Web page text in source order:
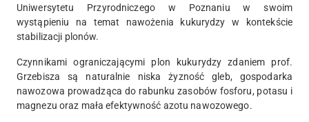
Uniwersytetu Przyrodniczego w Poznaniu w swoim
wystąpieniu na temat nawożenia kukurydzy w kontekście
stabilizacji plonów.
Czynnikami ograniczającymi plon kukurydzy zdaniem prof.
Grzebisza są naturalnie niska żyzność gleb, gospodarka
nawozowa prowadząca do rabunku zasobów fosforu, potasu i
magnezu oraz mała efektywność azotu nawozowego.